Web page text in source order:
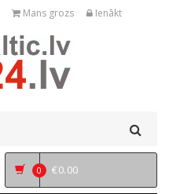
Mans grozs Ienākt
0 €0.00